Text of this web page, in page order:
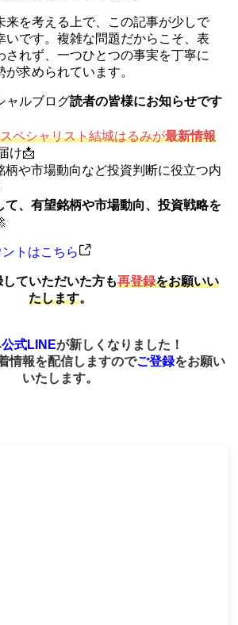
来を考える上で、この記事が少しで
いです。複雑な問題だからこそ、表
されず、一つひとつの事実を丁寧に
求められています。
ャルブログ読者の皆様にお知らせです
ペシャリスト結城はるみが最新情報
け📩
柄や市場動向など投資判断に役立つ内
て、有望銘柄や市場動向、投資戦略を
トはこちら
ていただいた方も再登録をお願いい
たします。
公式LINEが新しくなりました！
情報を配信しますのでご登録をお願い
いたします。